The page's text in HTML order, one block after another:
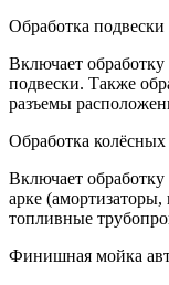
Обработка подвески
Включает
подвески. Также
разъемы
Обработка колёсных
Включает обработку
арке
топливные
Финишная мойка